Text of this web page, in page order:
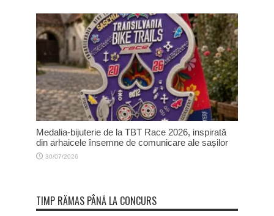
Medalia-bijuterie de la TBT Race 2026, inspirată
din arhaicele însemne de comunicare ale sașilor
30/07/2026
TIMP RĂMAS PÂNĂ LA CONCURS